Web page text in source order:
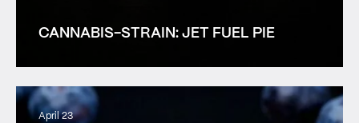
CANNABIS-STRAIN: JET FUEL PIE
April 23